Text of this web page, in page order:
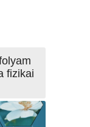
fizikai